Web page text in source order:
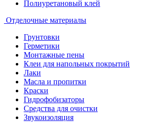
Полиуретановый клей
Отделочные материалы
Грунтовки
Герметики
Монтажные пены
Клеи для напольных покрытий
Лаки
Масла и пропитки
Краски
Гидрофобизаторы
Средства для очистки
Звукоизоляция